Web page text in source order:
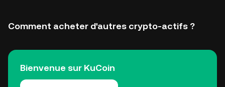
Comment acheter d'autres crypto-actifs ?
Bienvenue sur KuCoin